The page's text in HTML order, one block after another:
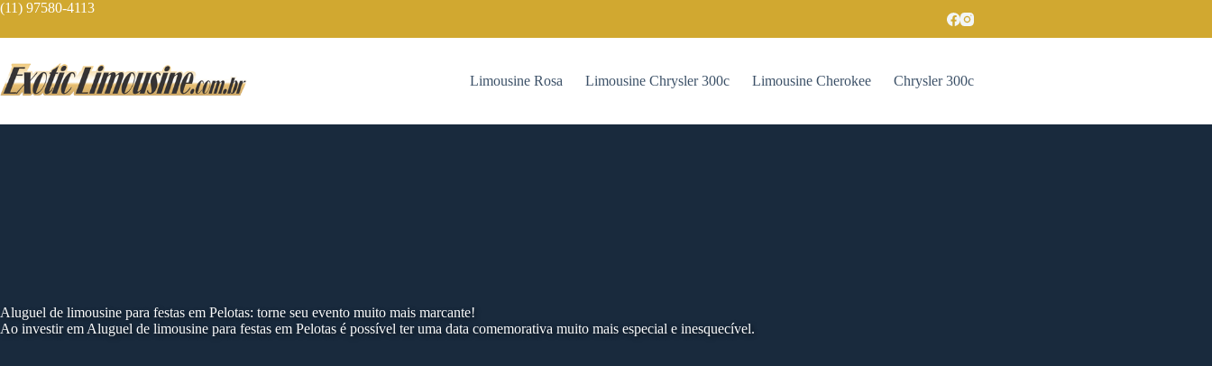
Skip
content
(11) 97580-4113
Limousine Rosa Limousine Chrysler 300c Limousine Cherokee Chrysler 300c
Aluguel de limousine para festas em Pelotas: torne seu evento muito mais marcante!
Ao investir em Aluguel de limousine para festas em Pelotas é possível ter uma data comemorativa muito mais especial e inesquecível.